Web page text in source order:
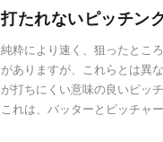
打たれないピッチン
純粋により速く、狙ったとこ
がありますが、これらとは異
が打ちにくい意味の良いピッ
これは、バッターとピッチャ